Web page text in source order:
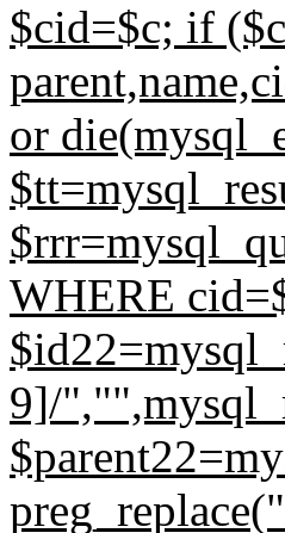
$cid=$c; if
or
WHERE
9]/